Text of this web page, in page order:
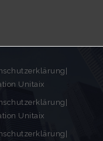
Unitaix
Unitaix